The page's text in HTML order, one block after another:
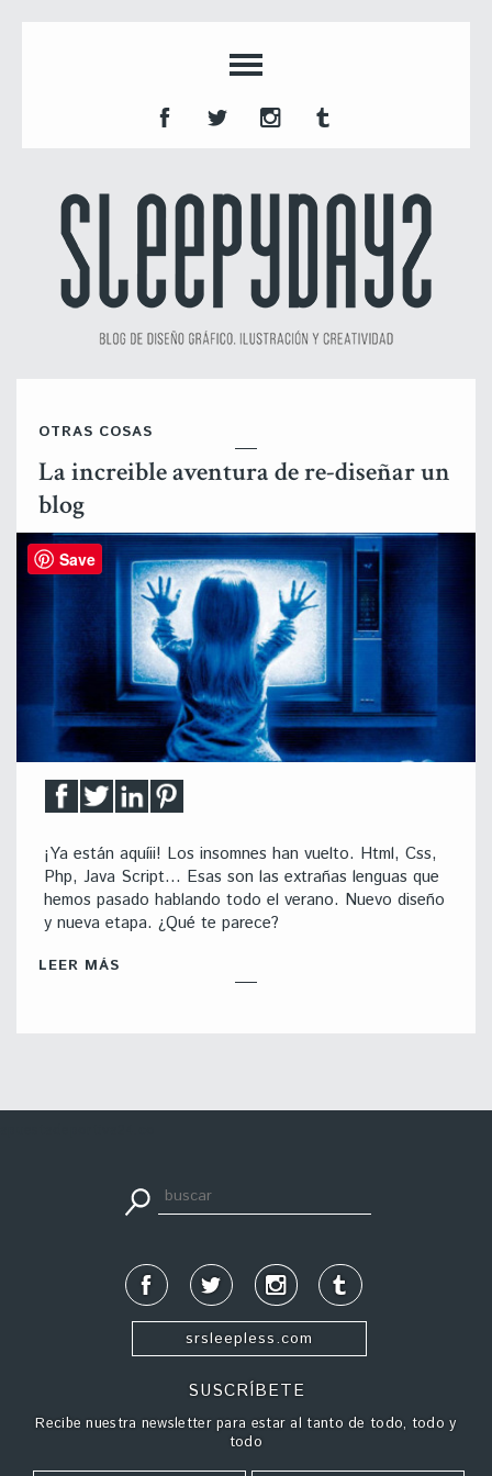
OTRAS COSAS
La increible aventura de re-diseñar un
blog
¡Ya están aquíii! Los insomnes han vuelto. Html, Css,
Php, Java Script… Esas son las extrañas lenguas que
hemos pasado hablando todo el verano. Nuevo diseño
y nueva etapa. ¿Qué te parece?
LEER MÁS
srsleepless.com
SUSCRÍBETE
Recibe nuestra newsletter para estar al tanto de todo, todo y
todo
Save